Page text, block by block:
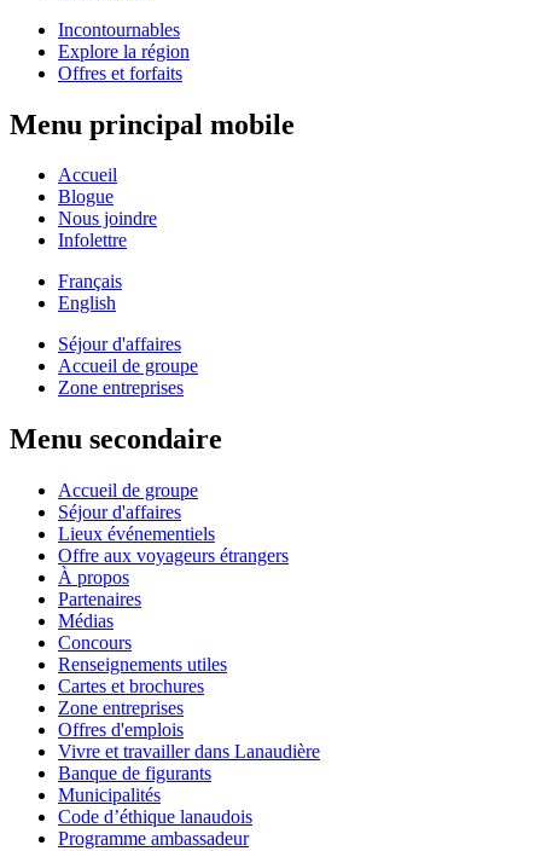
Incontournables
Explore la région
Offres et forfaits
Menu principal mobile
Accueil
Blogue
Nous joindre
Infolettre
Français
English
Séjour d'affaires
Accueil de groupe
Zone entreprises
Menu secondaire
Accueil de groupe
Séjour d'affaires
Lieux événementiels
Offre aux voyageurs étrangers
À propos
Partenaires
Médias
Concours
Renseignements utiles
Cartes et brochures
Zone entreprises
Offres d'emplois
Vivre et travailler dans Lanaudière
Banque de figurants
Municipalités
Code d’éthique lanaudois
Programme ambassadeur